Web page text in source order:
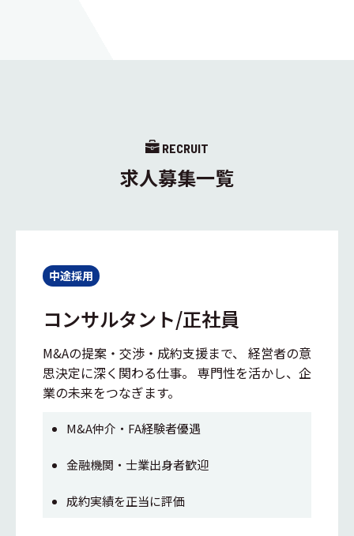
RECRUIT
求人募集一覧
中途採用
コンサルタント/正社員
M&Aの提案・交渉・成約支援まで、 経営者の意
思決定に深く関わる仕事。 専門性を活かし、企
業の未来をつなぎます。
M&A仲介・FA経験者優遇
金融機関・士業出身者歓迎
成約実績を正当に評価